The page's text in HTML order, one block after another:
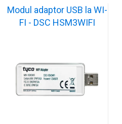
Modul adaptor USB la WI-
FI - DSC HSM3WIFI